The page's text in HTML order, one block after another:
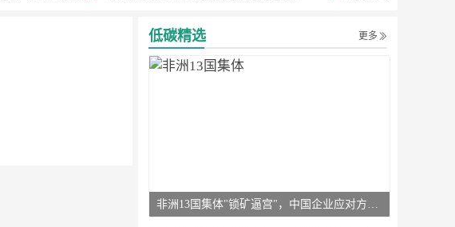
低碳精选 更多
非洲13国集体"锁矿逼宫"，中国企业应对方案曝光